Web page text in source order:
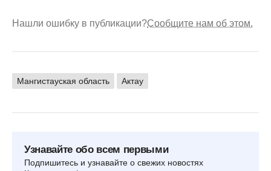
Нашли ошибку в публикации?Сообщите нам об этом.
Мангистауская область Актау
Узнавайте обо всем первыми
Подпишитесь и узнавайте о свежих новостях